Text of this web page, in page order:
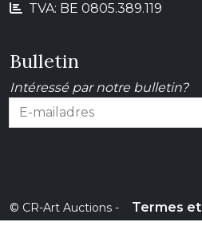
TVA: BE 0805.389.119
Bulletin
Intéressé par notre bulletin?
© CR-Art Auctions -
Termes et